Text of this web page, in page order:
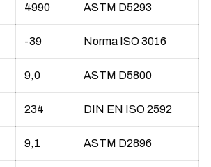
4990 ASTM D5293
-39 Norma ISO 3016
9,0 ASTM D5800
234 DIN EN ISO 2592
9,1 ASTM D2896